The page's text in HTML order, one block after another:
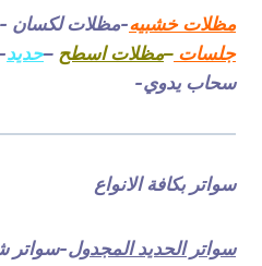
مظلات خشبيه-مظلات لكسان
جلسات –مظلات اسطح –حديد
سحاب يدوي-
سواتر بكافة الانواع
سواتر الحديد المجدول-سواتر